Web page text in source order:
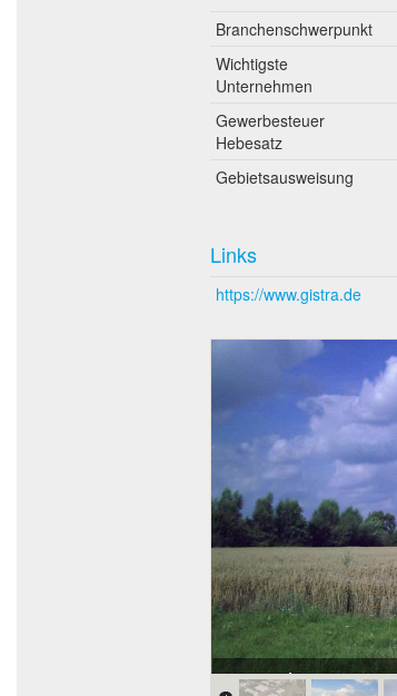
Branchenschwerpunkt
Wichtigste
Unternehmen
Gewerbesteuer
Hebesatz
Gebietsausweisung
Links
https://www.gistra.de
Konrad-Zuse-Str.